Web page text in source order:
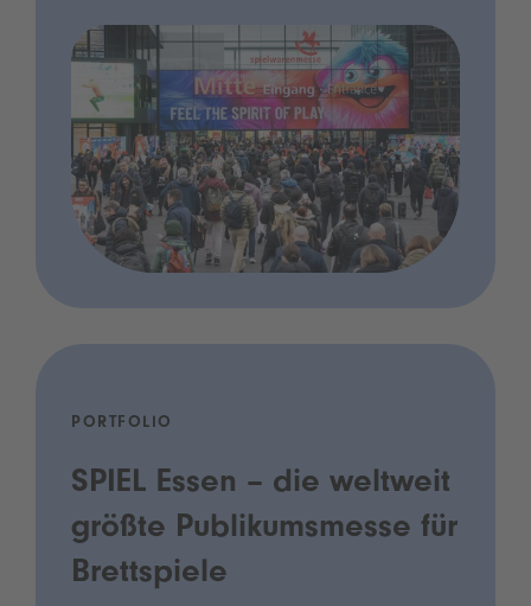
PORTFOLIO
SPIEL Essen – die weltweit
größte Publikumsmesse für
Brettspiele